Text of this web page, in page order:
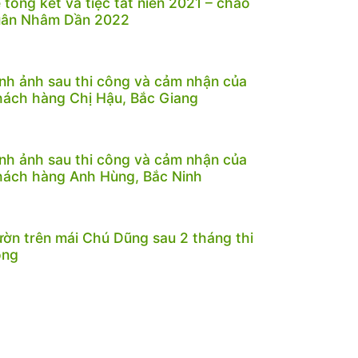
Nhâm Dần 2022
ảnh sau thi công và cảm nhận của
hàng Chị Hậu, Bắc Giang
ảnh sau thi công và cảm nhận của
hàng Anh Hùng, Bắc Ninh
trên mái Chú Dũng sau 2 tháng thi